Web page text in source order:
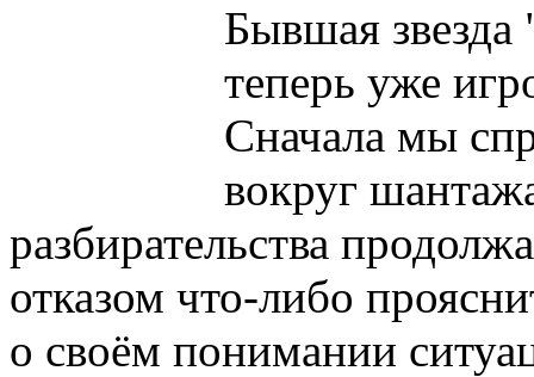
Бывшая
теперь уже
Сначала мы
вокруг
разбирательства
отказом что-либо
о своём понимании